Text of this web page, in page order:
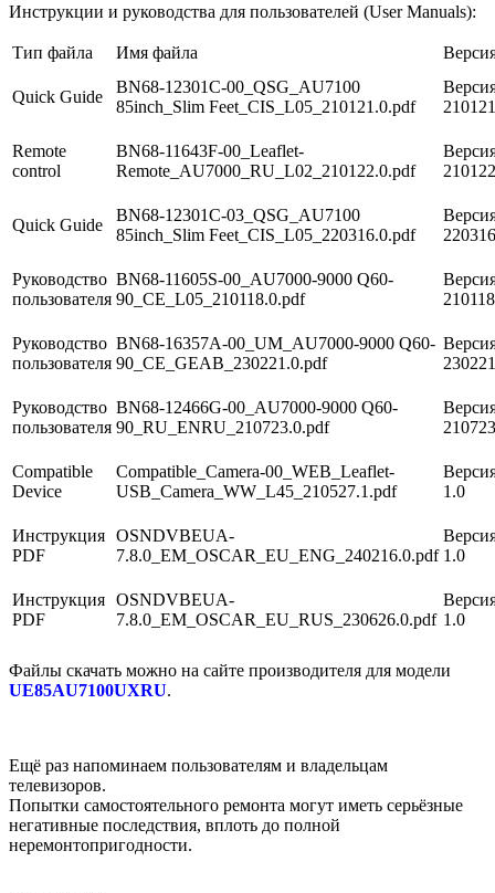
Инструкции и руководства для пользователей (User Manuals):
Тип файла Имя файла
Quick Guide
BN68-12301C-00_QSG_AU7100
85inch_Slim Feet_CIS_L05_210121.0.pdf
Remote
control
BN68-11643F-00_Leaflet-
Remote_AU7000_RU_L02_210122.0.pdf
Quick Guide
BN68-12301C-03_QSG_AU7100
85inch_Slim Feet_CIS_L05_220316.0.pdf
Руководство
пользователя
BN68-11605S-00_AU7000-9000 Q60-
90_CE_L05_210118.0.pdf
Руководство
пользователя
BN68-16357A-00_UM_AU7000-9000 Q60-
90_CE_GEAB_230221.0.pdf
Руководство
пользователя
BN68-12466G-00_AU7000-9000 Q60-
90_RU_ENRU_210723.0.pdf
Compatible
Device
Compatible_Camera-00_WEB_Leaflet-
USB_Camera_WW_L45_210527.1.pdf
1.0
Инструкция
PDF
OSNDVBEUA-
7.8.0_EM_OSCAR_EU_ENG_240216.0.pdf 1.0
Инструкция
PDF
OSNDVBEUA-
7.8.0_EM_OSCAR_EU_RUS_230626.0.pdf 1.0
Файлы скачать можно на сайте производителя для модели
UE85AU7100UXRU.
Ещё раз напоминаем пользователям и владельцам
телевизоров.
Попытки самостоятельного ремонта могут иметь серьёзные
негативные последствия, вплоть до полной
неремонтопригодности.